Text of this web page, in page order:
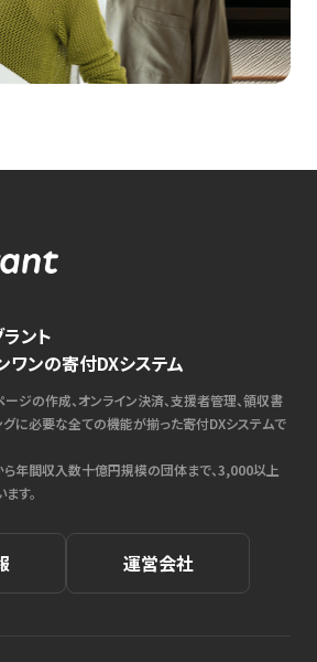
ント
ワンの寄付DXシステム
ージの作成、オンライン決済、支援者管理、領収書
グに必要な全ての機能が揃った寄付DXシステムで
年間収入数十億円規模の団体まで、3,000以上
す。
運営会社